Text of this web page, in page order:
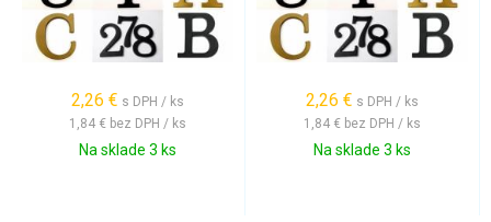
2,26 € s DPH / ks
1,84 € bez DPH / ks
Na sklade 3 ks
2,26 € s DPH / ks
1,84 € bez DPH / ks
Na sklade 3 ks